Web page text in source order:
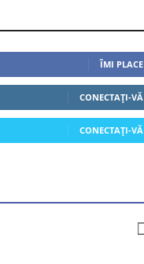
ÎMI PLACE
CONECTAȚI-VĂ
CONECTAȚI-VĂ